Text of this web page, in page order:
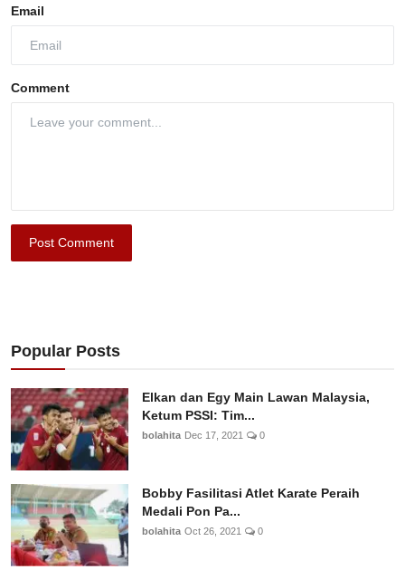
Email
Comment
Post Comment
Popular Posts
Elkan dan Egy Main Lawan Malaysia,
Ketum PSSI: Tim...
bolahita Dec 17, 2021 0
Bobby Fasilitasi Atlet Karate Peraih
Medali Pon Pa...
bolahita Oct 26, 2021 0